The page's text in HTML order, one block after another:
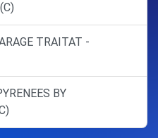
TRAITAT -
BY